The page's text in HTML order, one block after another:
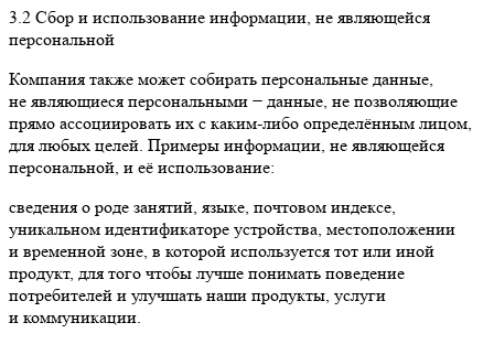
3.2 Сбор и использование информации, не являющейся
персональной
Компания также может собирать персональные данные,
не являющиеся персональными − данные, не позволяющие
прямо ассоциировать их с каким-либо определённым лицом,
для любых целей. Примеры информации, не являющейся
персональной, и её использование:
сведения о роде занятий, языке, почтовом индексе,
уникальном идентификаторе устройства, местоположении
и временной зоне, в которой используется тот или иной
продукт, для того чтобы лучше понимать поведение
потребителей и улучшать наши продукты, услуги
и коммуникации.